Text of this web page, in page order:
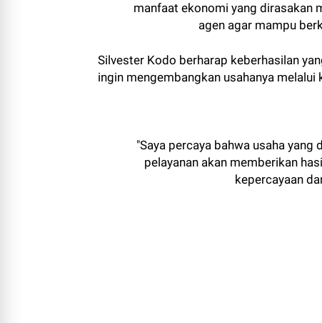
manfaat ekonomi yang dirasakan
agen agar mampu
Silvester Kodo berharap keberhasilan
ingin mengembangkan usahanya melalui
"Saya percaya bahwa usaha
pelayanan akan memberikan
kepercayaan